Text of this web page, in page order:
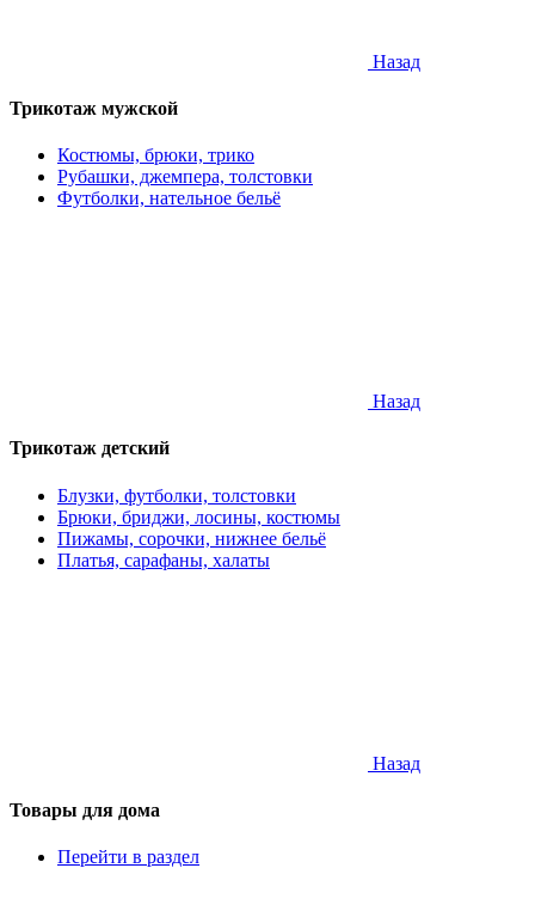
Назад
Трикотаж мужской
Костюмы, брюки, трико
Рубашки, джемпера, толстовки
Футболки, нательное бельё
Назад
Трикотаж детский
Блузки, футболки, толстовки
Брюки, бриджи, лосины, костюмы
Пижамы, сорочки, нижнее бельё
Платья, сарафаны, халаты
Назад
Товары для дома
Перейти в раздел